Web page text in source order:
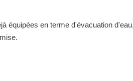
équipées en terme d'évacuation